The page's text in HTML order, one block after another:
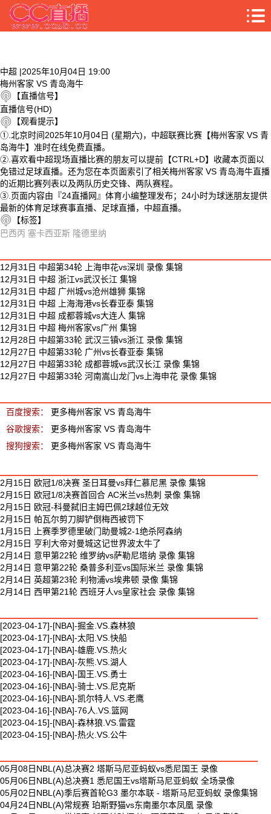
中超 |2025年10月04日 19:00
梅州客家 VS 青岛海牛
【直播信号】
直播信号(HD)
【观看提示】
①.北京时间2025年10月04日 (星期六)，中超联赛比赛【梅州客家 VS 青
岛海牛】准时在线免费直播。
②.喜欢看中超现场直播比赛的朋友可以提前【CTRL+D】收藏本页面以
免错过足球直播。还为您在本页面索引了相关梅州客家 VS 青岛海牛直播
的近期比赛列表以及两队历史交锋、两队赛程。
③.页面内容由『24直播网』体育小编整理发布；24小时为球迷朋友提供
最新的体育足球赛事直播、足球直播，中超直播。
【标签】
巴西丙 塞卡西亚斯 隆德里纳
12月31日 中超第34轮 上海申花vs深圳 录像 集锦
12月31日 中超 浙江vs武汉长江 集锦
12月31日 中超 广州城vs沧州雄狮 集锦
12月31日 中超 上海海港vs长春亚泰 集锦
12月31日 中超 成都蓉城vs大连人 集锦
12月31日 中超 梅州客家vs广州 集锦
12月28日 中超第33轮 武汉三镇vs浙江 录像 集锦
12月27日 中超第33轮 广州vs长春亚泰 集锦
12月27日 中超第33轮 成都蓉城vs武汉长江 录像 集锦
12月27日 中超第33轮 河南嵩山龙门vs上海申花 录像 集锦
百度搜索：
更多梅州客家 VS 青岛海牛
谷歌搜索：
更多梅州客家 VS 青岛海牛
搜狗搜索：
更多梅州客家 VS 青岛海牛
2月15日 欧冠1/8决赛 圣日耳曼vs拜仁慕尼黑 录像 集锦
2月15日 欧冠1/8决赛首回合 AC米兰vs热刺 录像 集锦
2月15日 欧冠-科曼弑旧主姆巴佩2球越位无效
2月15日 帕瓦尔剪刀脚铲倒梅西被罚下
1月15日 上赛季罗德里破门助曼城2-1绝杀阿森纳
2月15日 亨利大帝对曼城这记世界波太牛了
2月14日 意甲第22轮 维罗纳vs萨勒尼塔纳 录像 集锦
2月14日 意甲第22轮 桑普多利亚vs国际米兰 录像 集锦
2月14日 英超第23轮 利物浦vs埃弗顿 录像 集锦
2月14日 西甲第21轮 西班牙人vs皇家社会 录像 集锦
[2023-04-17]-[NBA]-掘金.VS.森林狼
[2023-04-17]-[NBA]-太阳.VS.快船
[2023-04-17]-[NBA]-雄鹿.VS.热火
[2023-04-17]-[NBA]-灰熊.VS.湖人
[2023-04-16]-[NBA]-国王.VS.勇士
[2023-04-16]-[NBA]-骑士.VS.尼克斯
[2023-04-16]-[NBA]-凯尔特人.VS.老鹰
[2023-04-16]-[NBA]-76人.VS.篮网
[2023-04-15]-[NBA]-森林狼.VS.雷霆
[2023-04-15]-[NBA]-热火.VS.公牛
05月08日NBL(A)总决赛2 塔斯马尼亚蚂蚁vs悉尼国王 录像
05月06日NBL(A)总决赛1 悉尼国王vs塔斯马尼亚蚂蚁 全场录像
05月02日NBL(A)季后赛首轮G3 墨尔本联 - 塔斯马尼亚蚂蚁 录像集锦
04月24日NBL(A)常规赛 珀斯野猫vs东南墨尔本凤凰 录像